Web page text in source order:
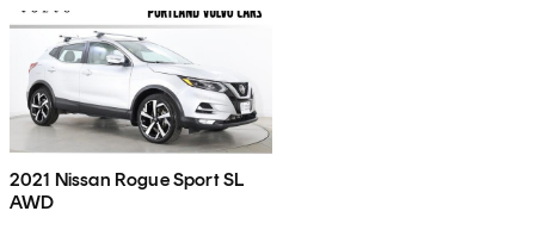
2021 Nissan Rogue Sport SL
AWD